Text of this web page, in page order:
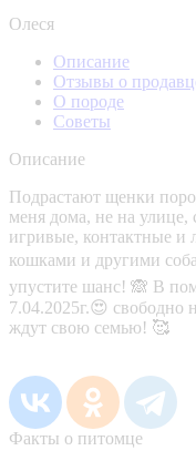
Олеся
Описание
Отзывы о
О породе
Советы
Описание
Подрастают щенки
меня дома, не на
игривые, контактные
кошками и другими
упустите шанс! 🙈 В
7.04.2025г.😍
ждут свою семью! 🥰
Факты о питомце